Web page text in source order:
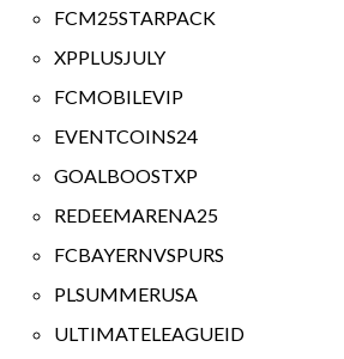
FCM25STARPACK
XPPLUSJULY
FCMOBILEVIP
EVENTCOINS24
GOALBOOSTXP
REDEEMARENA25
FCBAYERNVSPURS
PLSUMMERUSA
ULTIMATELEAGUEID